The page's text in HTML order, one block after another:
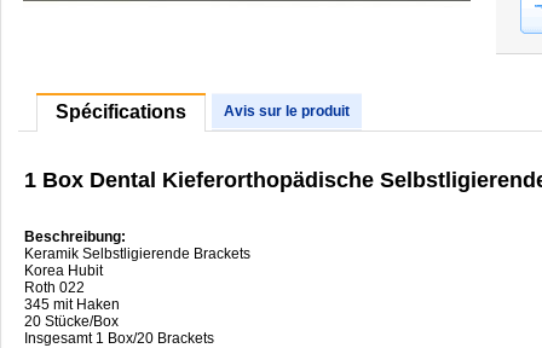
Spécifications Avis sur le produit
1 Box Dental Kieferorthopädische
Beschreibung:
Keramik Selbstligierende Brackets
Korea Hubit
Roth 022
345 mit Haken
20 Stücke/Box
Insgesamt 1 Box/20 Brackets